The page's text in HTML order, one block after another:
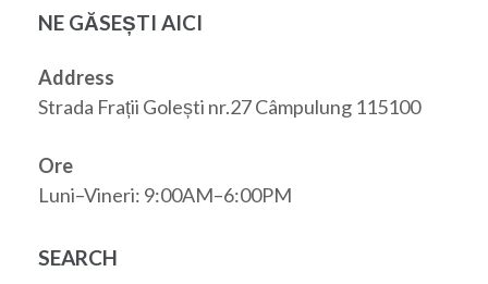
NE GĂSEȘTI AICI
Address
Strada Frații Golești nr.27 Câmpulung 115100
Ore
Luni–Vineri: 9:00AM–6:00PM
SEARCH